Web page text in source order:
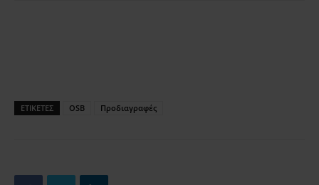
ΕΤΙΚΕΤΕΣ OSB Προδιαγραφές